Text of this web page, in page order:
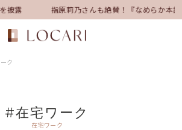
披露 指原莉乃さんも絶賛！『なめらか本
ク
#在宅ワーク
在宅ワーク